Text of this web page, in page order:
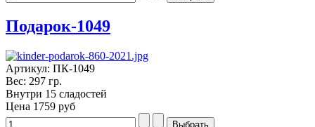
Подарок-1049
Артикул: ПК-1049
Вес: 297 гр.
Внутри 15 сладостей
Цена 1759 руб